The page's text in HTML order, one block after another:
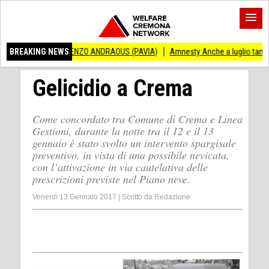
BREAKING NEWS
VINCENZO ANDRAOUS (PAVIA) Amnesty Anche a luglio tanti successi ed
Gelicidio a Crema
Come concordato tra Comune di Crema e Linea
Gestioni, durante la notte tra il 12 e il 13
gennaio è stato svolto un intervento spargisale
preventivo, in vista di una possibile nevicata,
con l’attivazione in via cautelativa delle
prescrizioni previste nel Piano neve.
Venerdì 13 Gennaio 2017 Scritto da Redazione